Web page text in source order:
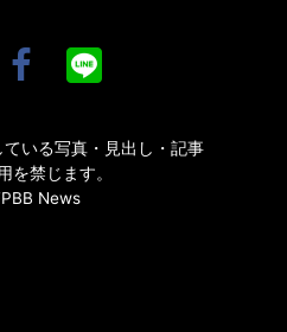
いる写真・見出し・記事
を禁じます。
News